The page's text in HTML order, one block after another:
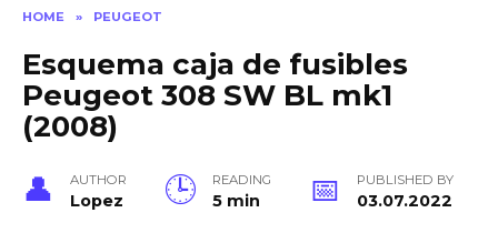
HOME » PEUGEOT
Esquema caja de fusibles
Peugeot 308 SW BL mk1
(2008)
AUTHOR
Lopez
READING
5 min
PUBLISHED BY
03.07.2022